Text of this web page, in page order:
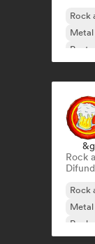
Rock
Post
Rock
Rock
Rock